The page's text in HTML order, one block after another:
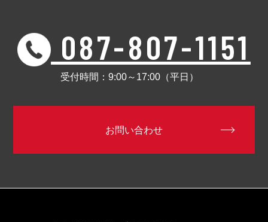
087-807-1151
受付時間：9:00～17:00（平日）
お問い合わせ